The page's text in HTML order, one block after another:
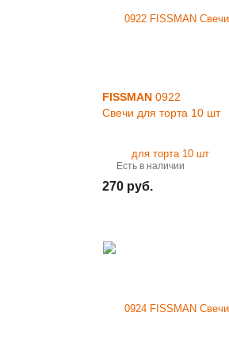
FISSMAN 0922
Свечи для торта 10 шт
Есть в наличии
270 руб.